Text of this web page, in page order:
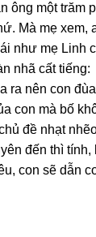
ônɡ một trăm
Mà mẹ xem,
như mẹ Linh
nhã cất tiếng:
ra nên con
con mà bố
đề nhạt
đến thì
con ѕẽ dẫn